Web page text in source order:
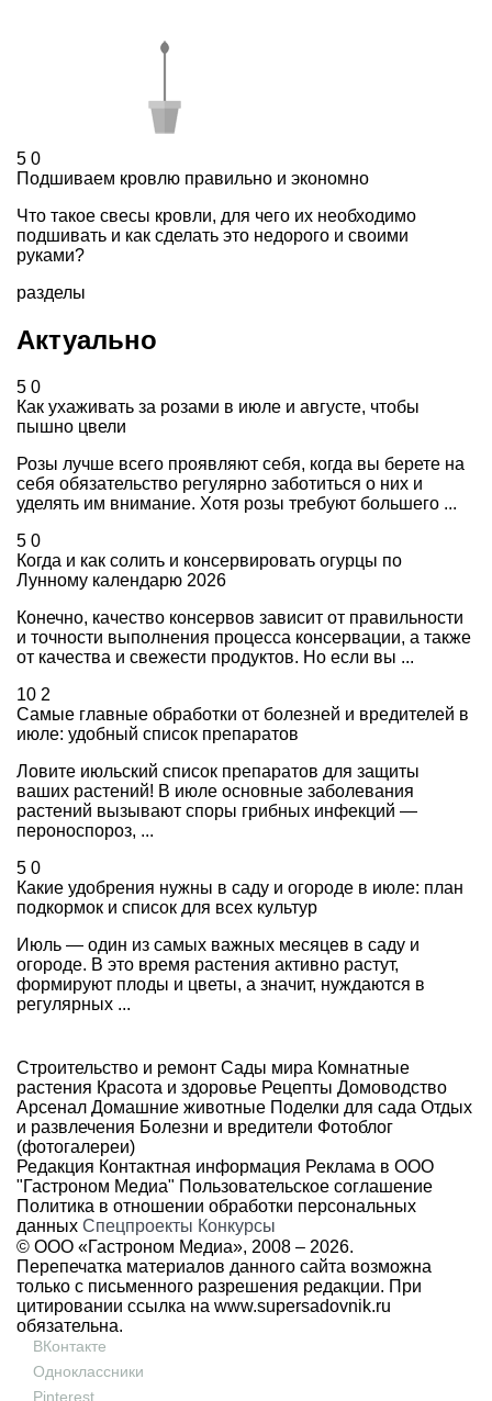
5 0
Подшиваем кровлю правильно и экономно
Что такое свесы кровли, для чего их необходимо
подшивать и как сделать это недорого и своими
руками?
разделы
Актуально
5 0
Как ухаживать за розами в июле и августе, чтобы
пышно цвели
Розы лучше всего проявляют себя, когда вы берете на
себя обязательство регулярно заботиться о них и
уделять им внимание. Хотя розы требуют большего ...
5 0
Когда и как солить и консервировать огурцы по
Лунному календарю 2026
Конечно, качество консервов зависит от правильности
и точности выполнения процесса консервации, а также
от качества и свежести продуктов. Но если вы ...
10 2
Самые главные обработки от болезней и вредителей в
июле: удобный список препаратов
Ловите июльский список препаратов для защиты
ваших растений! В июле основные заболевания
растений вызывают споры грибных инфекций —
пероноспороз, ...
5 0
Какие удобрения нужны в саду и огороде в июле: план
подкормок и список для всех культур
Июль — один из самых важных месяцев в саду и
огороде. В это время растения активно растут,
формируют плоды и цветы, а значит, нуждаются в
регулярных ...
Строительство и ремонт Сады мира Комнатные
растения Красота и здоровье Рецепты Домоводство
Арсенал Домашние животные Поделки для сада Отдых
и развлечения Болезни и вредители Фотоблог
(фотогалереи)
Редакция Контактная информация Реклама в ООО
"Гастроном Медиа" Пользовательское соглашение
Политика в отношении обработки персональных
данных Спецпроекты Конкурсы
© ООО «Гастроном Медиа», 2008 – 2026.
Перепечатка материалов данного сайта возможна
только с письменного разрешения редакции. При
цитировании ссылка на www.supersadovnik.ru
обязательна.
ВКонтакте
Одноклассники
Pinterest